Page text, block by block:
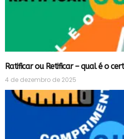
Ratificar ou Retificar – qual é o
4 de dezembro de 2025